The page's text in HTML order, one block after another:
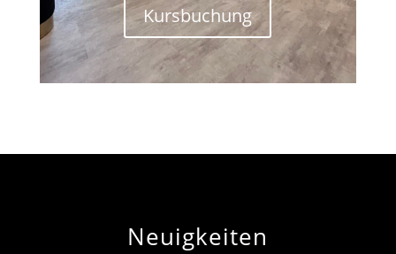
Kursbuchung
Neuigkeiten